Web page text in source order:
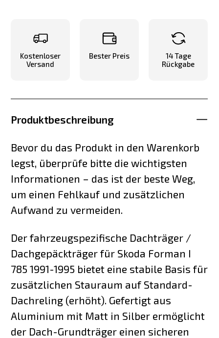
Kostenloser
Versand
Bester Preis
14 Tage
Rückgabe
Produktbeschreibung
Bevor du das Produkt in den Warenkorb
legst, überprüfe bitte die wichtigsten
Informationen – das ist der beste Weg,
um einen Fehlkauf und zusätzlichen
Aufwand zu vermeiden.
Der fahrzeugspezifische Dachträger /
Dachgepäckträger für Skoda Forman I
785 1991-1995 bietet eine stabile Basis für
zusätzlichen Stauraum auf Standard-
Dachreling (erhöht). Gefertigt aus
Aluminium mit Matt in Silber ermöglicht
der Dach-Grundträger einen sicheren